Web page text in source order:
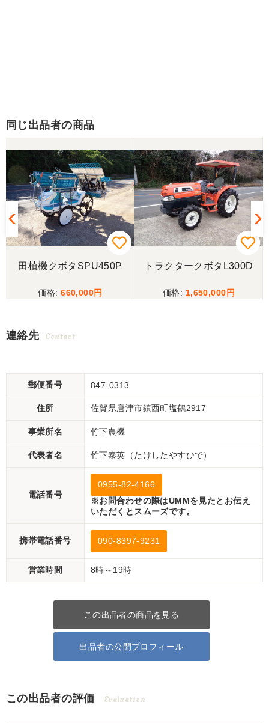
同じ出品者の商品
田植機クボタSPU450P
660,000
トラクタークボタL300D
1,650,000
連絡先 Contact
郵便番号 847-0313
住所 佐賀県唐津市鎮西町塩鶴2917
事業所名 竹下農機
代表者名 竹下泰英（たけしたやすひで）
電話番号
0955-82-4166
※お問合わせの際はUMMを見たとお伝え
いただくとスムーズです。
携帯電話番号 090-8397-9231
営業時間 8時～19時
この出品者の商品を見る
出品者の公開プロフィール
この出品者の評価 Evaluation